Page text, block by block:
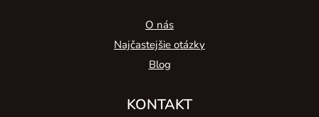
O nás
Najčastejšie otázky
Blog
KONTAKT